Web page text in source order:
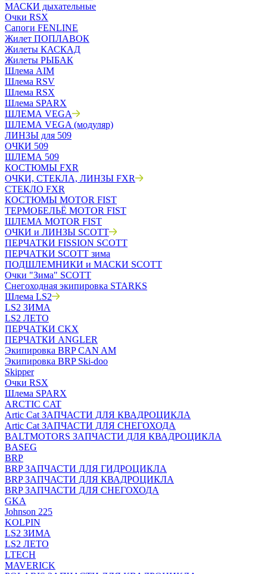
МАСКИ дыхательные
Очки RSX
Сапоги FENLINE
Жилет ПОПЛАВОК
Жилеты КАСКАД
Жилеты РЫБАК
Шлема AIM
Шлема RSV
Шлема RSX
Шлема SPARX
ШЛЕМА VEGA
ШЛЕМА VEGA (модуляр)
ЛИНЗЫ для 509
ОЧКИ 509
ШЛЕМА 509
КОСТЮМЫ FXR
ОЧКИ, СТЕКЛА, ЛИНЗЫ FXR
СТЕКЛО FXR
КОСТЮМЫ MOTOR FIST
ТЕРМОБЕЛЬЁ MOTOR FIST
ШЛЕМА MOTOR FIST
ОЧКИ и ЛИНЗЫ SCOTT
ПЕРЧАТКИ FISSION SCOTT
ПЕРЧАТКИ SCOTT зима
ПОДШЛЕМНИКИ и МАСКИ SCOTT
Очки "Зима" SCOTT
Снегоходная экипировка STARKS
Шлема LS2
LS2 ЗИМА
LS2 ЛЕТО
ПЕРЧАТКИ CKX
ПЕРЧАТКИ ANGLER
Экипировка BRP CAN AM
Экипировка BRP Ski-doo
Skipper
Очки RSX
Шлема SPARX
ARCTIC CAT
Artic Cat ЗАПЧАСТИ ДЛЯ КВАДРОЦИКЛА
Artic Cat ЗАПЧАСТИ ДЛЯ СНЕГОХОДА
BALTMOTORS ЗАПЧАСТИ ДЛЯ КВАДРОЦИКЛА
BASEG
BRP
BRP ЗАПЧАСТИ ДЛЯ ГИДРОЦИКЛА
BRP ЗАПЧАСТИ ДЛЯ КВАДРОЦИКЛА
BRP ЗАПЧАСТИ ДЛЯ СНЕГОХОДА
GKA
Johnson 225
KOLPIN
LS2 ЗИМА
LS2 ЛЕТО
LTECH
MAVERICK